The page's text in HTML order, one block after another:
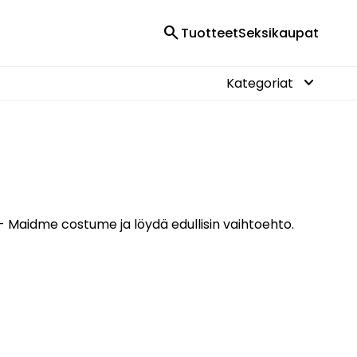
searchTuotteetSeksikaupat
Kategoriat keyboard_arrow_down
costume ja löydä edullisin vaihtoehto.